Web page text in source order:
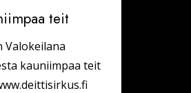
teit
Valokeilana
kauniimpaa teit